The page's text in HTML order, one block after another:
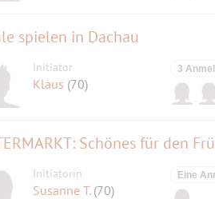
spielen in Dachau
Initiator
Klaus (70)
3
Schönes für den
Initiatorin
Susanne T. (70)
Eine